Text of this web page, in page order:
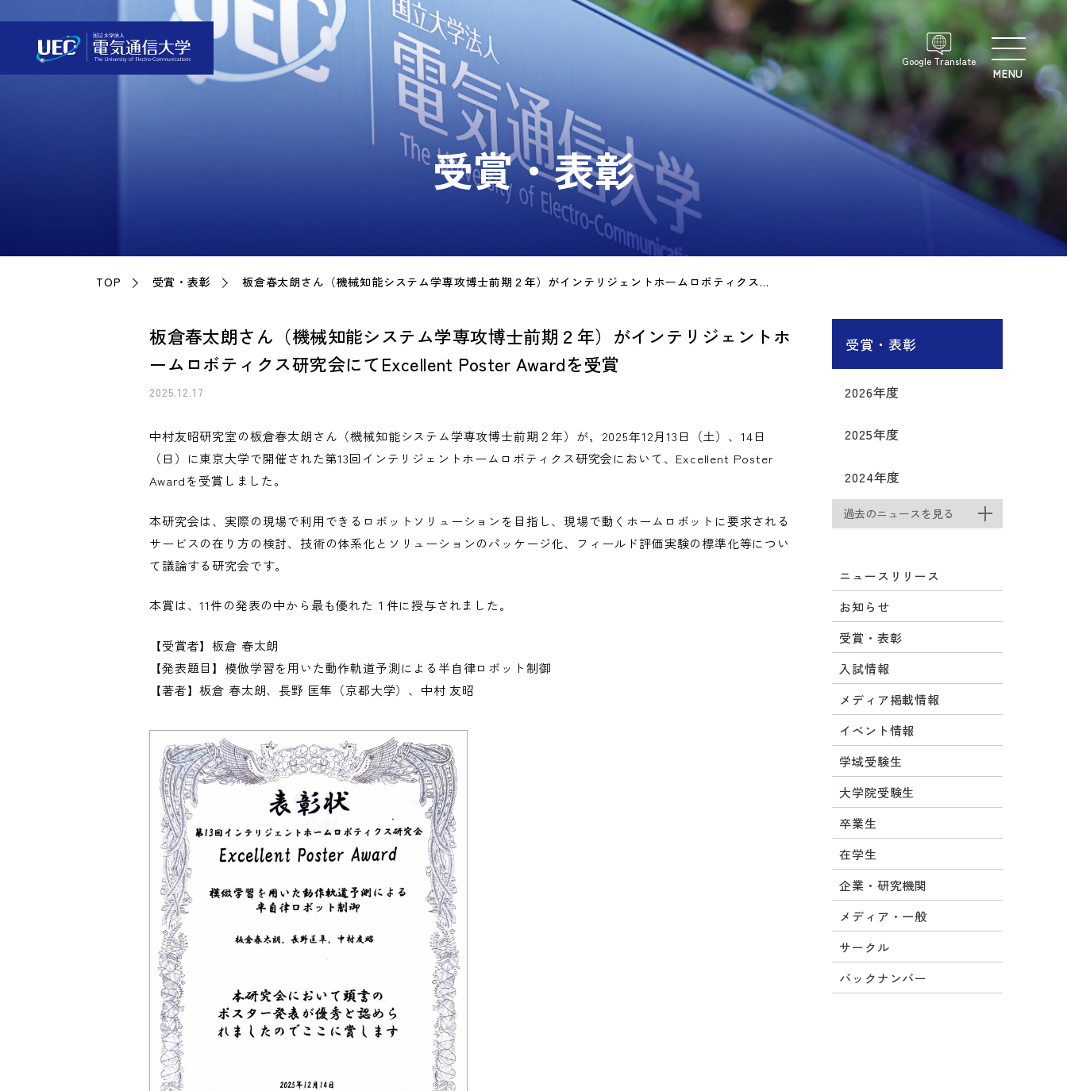
Google Translate
MENU
受賞・表彰
TOP 受賞・表彰 板倉春太朗さん（機械知能システム学専攻博士前期２年）がインテリジェントホームロボティクス研究会にてExcellent Poster Awardを受賞
板倉春太朗さん（機械知能システム学専攻博士前期２年）がインテリジェントホ
ームロボティクス研究会にてExcellent Poster Awardを受賞
2025.12.17
中村友昭研究室の板倉春太朗さん（機械知能システム学専攻博士前期２年）が，2025年12月13日（土）、14日
（日）に東京大学で開催された第13回インテリジェントホームロボティクス研究会において、Excellent Poster
Awardを受賞しました。
本研究会は、実際の現場で利用できるロボットソリューションを目指し、現場で動くホームロボットに要求される
サービスの在り方の検討、技術の体系化とソリューションのパッケージ化、フィールド評価実験の標準化等につい
て議論する研究会です。
本賞は、11件の発表の中から最も優れた１件に授与されました。
【受賞者】板倉 春太朗
【発表題目】模倣学習を用いた動作軌道予測による半自律ロボット制御
【著者】板倉 春太朗、長野 匡隼（京都大学）、中村 友昭
受賞・表彰
2026年度
2025年度
2024年度
過去のニュースを見る
ニュースリリース
お知らせ
受賞・表彰
入試情報
メディア掲載情報
イベント情報
学域受験生
大学院受験生
卒業生
在学生
企業・研究機関
メディア・一般
サークル
バックナンバー